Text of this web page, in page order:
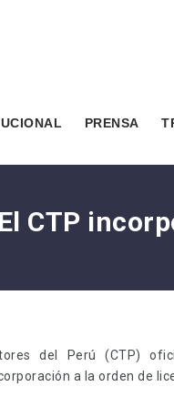
PRENSA
CTP
del Perú (CTP)
a la orden de